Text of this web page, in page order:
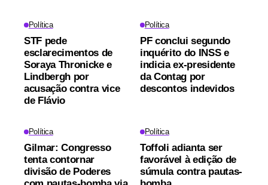
Política
STF pede
esclarecimentos de
Soraya Thronicke e
Lindbergh por
acusação contra vice
de Flávio
Política
PF conclui segundo
inquérito do INSS e
indicia ex-presidente
da Contag por
descontos indevidos
Política
Gilmar: Congresso
tenta contornar
divisão de Poderes
Política
Toffoli adianta ser
favorável à edição de
súmula contra pautas-